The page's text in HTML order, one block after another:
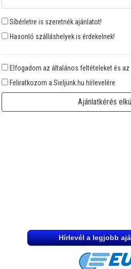
Síbérletre is szeretnék ajánlatot!
Hasonló szálláshelyek is érdekelnek!
Elfogadom az általános feltételeket és
Feliratkozom a Sieljünk.hu hírlevelére
Ajánlatkérés
Hírlevél a legjobb